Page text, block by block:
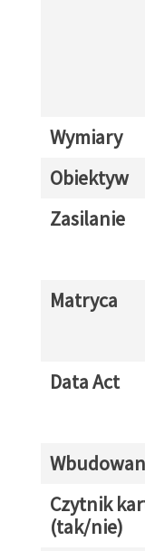
Wymiary
Obiektyw
Zasilanie
Matryca
Data Act
Czytnik
(tak/nie)